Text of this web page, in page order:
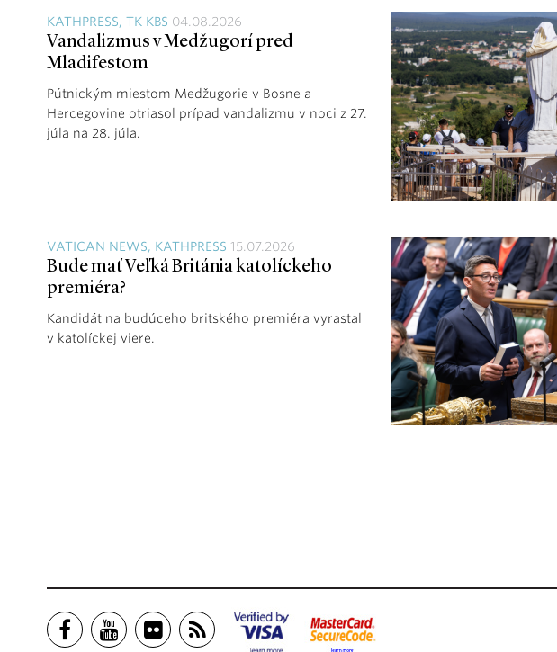
KATHPRESS, TK KBS 04.08.2026
Vandalizmus v Medžugorí pred
Mladifestom
Pútnickým miestom Medžugorie v Bosne a
Hercegovine otriasol prípad vandalizmu v noci z 27.
júla na 28. júla.
VATICAN NEWS, KATHPRESS 15.07.2026
Bude mať Veľká Británia katolíckeho
premiéra?
Kandidát na budúceho britského premiéra vyrastal
v katolíckej viere.